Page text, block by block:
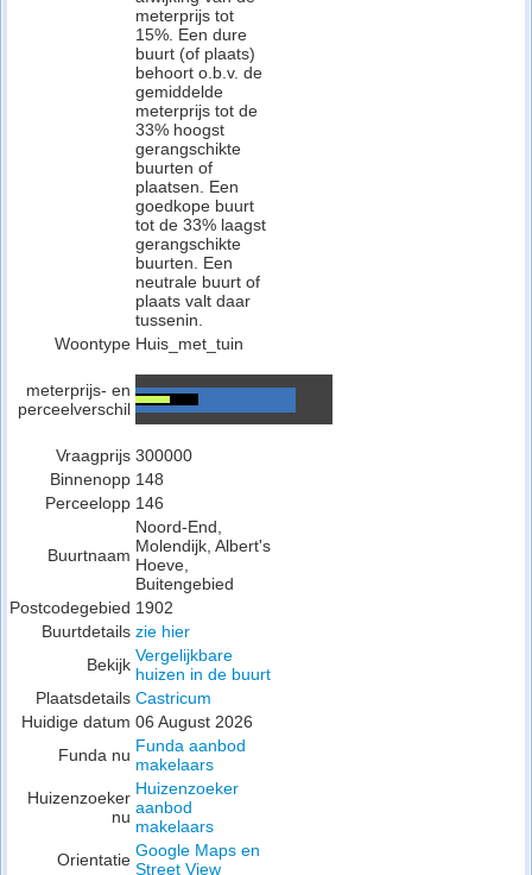
meterprijs tot
15%. Een dure
buurt (of plaats)
behoort o.b.v. de
gemiddelde
meterprijs tot de
33% hoogst
gerangschikte
buurten of
plaatsen. Een
goedkope buurt
tot de 33% laagst
gerangschikte
buurten. Een
neutrale buurt of
plaats valt daar
tussenin.
Woontype Huis_met_tuin
meterprijs- en
perceelverschil
Vraagprijs 300000
Binnenopp 148
Perceelopp 146
Buurtnaam
Noord-End,
Molendijk, Albert's
Hoeve,
Buitengebied
Postcodegebied 1902
Buurtdetails zie hier
Bekijk Vergelijkbare
huizen in de buurt
Plaatsdetails Castricum
Huidige datum 06 August 2026
Funda nu Funda aanbod
makelaars
Huizenzoeker
nu
Huizenzoeker
aanbod
makelaars
Orientatie Google Maps en
Street View